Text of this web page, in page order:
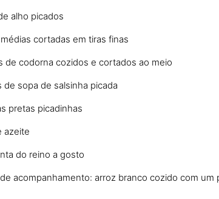
alho picados
cortadas em tiras finas
de codorna cozidos e cortados ao meio
de sopa de salsinha picada
pretas picadinhas
azeite
do reino a gosto
acompanhamento: arroz branco cozido com